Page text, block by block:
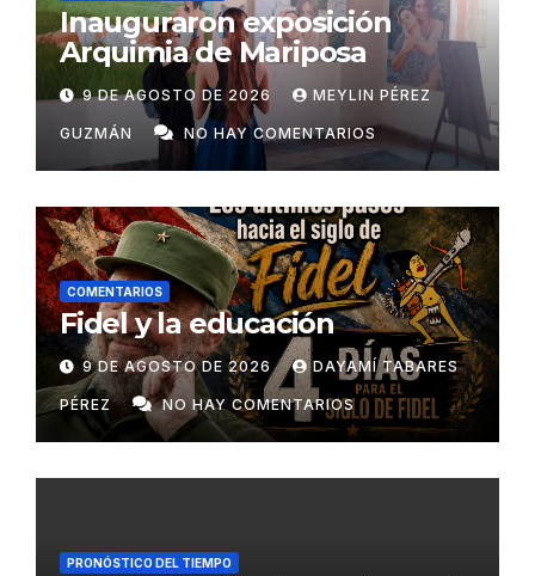
Inauguraron exposición
Arquimia de Mariposa
9 DE AGOSTO DE 2026 MEYLIN PÉREZ
GUZMÁN NO HAY COMENTARIOS
COMENTARIOS
Fidel y la educación
9 DE AGOSTO DE 2026 DAYAMÍ TABARES
PÉREZ NO HAY COMENTARIOS
PRONÓSTICO DEL TIEMPO